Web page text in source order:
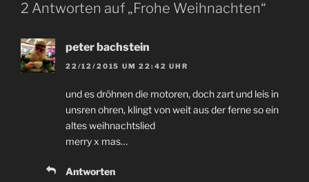
2 Antworten auf „Frohe Weihnachten“
peter bachstein
22/12/2015 UM 22:42 UHR
und es dröhnen die motoren, doch zart und leis in
unsren ohren, klingt von weit aus der ferne so ein
altes weihnachtslied
merry x mas…
Antworten